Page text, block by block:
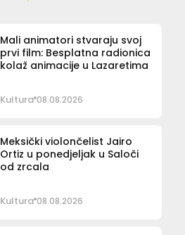
Mali animatori stvaraju svoj
prvi film: Besplatna radionica
kolaž animacije u Lazaretima
Kultura 08.08.2026
Meksički violončelist Jairo
Ortiz u ponedjeljak u Saloči
od zrcala
Kultura 08.08.2026